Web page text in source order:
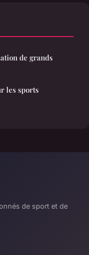
de grands
les sports
de sport et de